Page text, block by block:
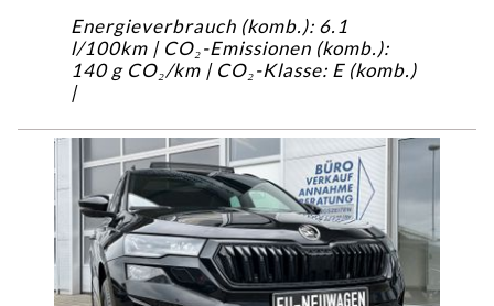
Energieverbrauch (komb.): 6.1
l/100km | CO₂-Emissionen (komb.):
140 g CO₂/km | CO₂-Klasse: E (komb.)
|